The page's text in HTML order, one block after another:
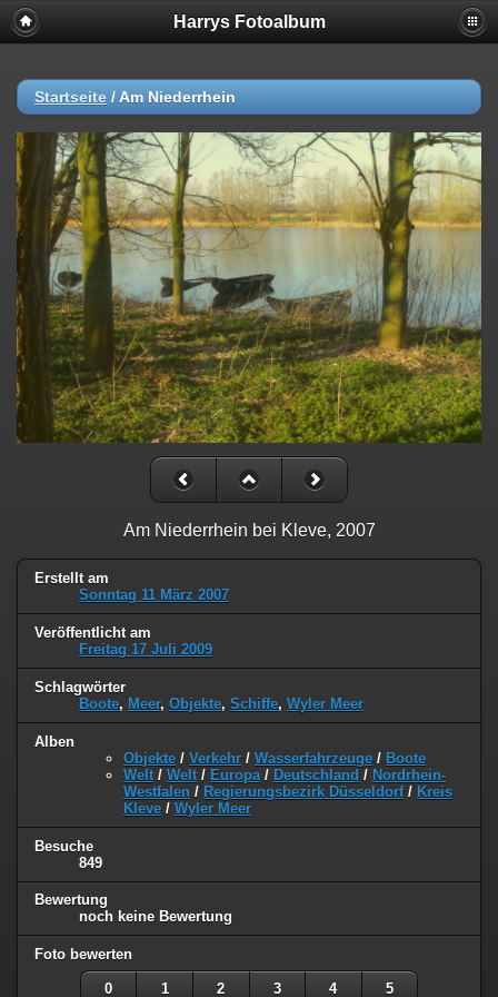
Harrys Fotoalbum
Startseite / Am Niederrhein
Am Niederrhein bei Kleve, 2007
Erstellt am
Sonntag 11 März 2007
Veröffentlicht am
Freitag 17 Juli 2009
Schlagwörter
Boote, Meer, Objekte, Schiffe, Wyler Meer
Alben
Objekte / Verkehr / Wasserfahrzeuge / Boote
Welt / Welt / Europa / Deutschland / Nordrhein-
Westfalen / Regierungsbezirk Düsseldorf/ Kreis
Kleve / Wyler Meer
Besuche
849
Bewertung
noch keine Bewertung
Foto bewerten
0 1 2 3 4 5